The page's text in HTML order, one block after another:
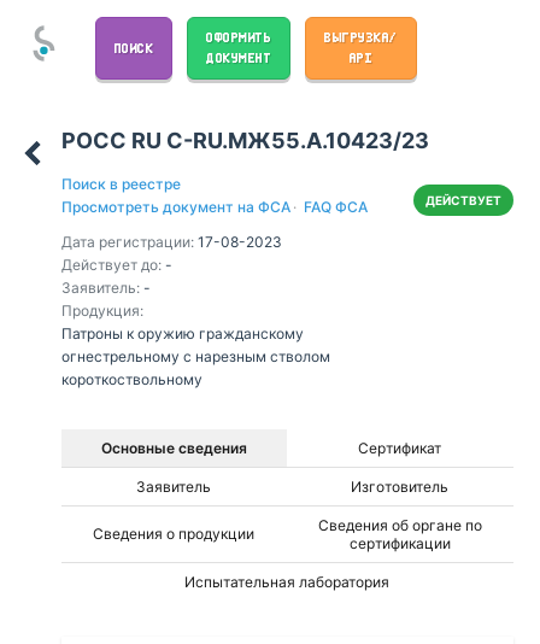
ПОИСК
ОФОРМИТЬ
ДОКУМЕНТ
ВЫГРУЗКА/
API
РОСС RU С-RU.МЖ55.А.10423/23
Поиск в реестре
Просмотреть документ на ФСА · FAQ ФСА
Дата регистрации: 17-08-2023
Действует до: -
Заявитель: -
Продукция:
Патроны к оружию гражданскому
огнестрельному с нарезным стволом
короткоствольному
ДЕЙСТВУЕТ
Основные сведения Сертификат
Заявитель Изготовитель
Сведения о продукции
Сведения об органе по
сертификации
Испытательная лаборатория